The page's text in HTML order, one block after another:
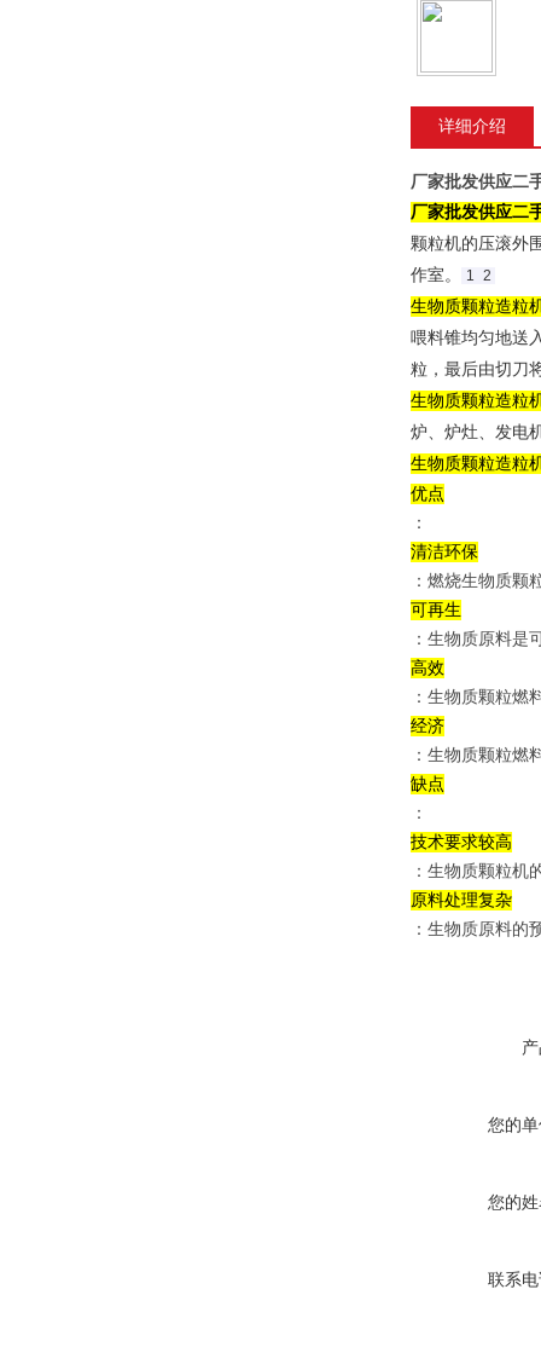
详细介绍
厂家批发供应二
厂家批发供应二
颗粒机的压滚外
作室。‌
1 2
生物质颗粒造粒
喂料锥均匀地送
粒，最后由切刀
生物质颗粒造粒
炉、炉灶、发电
生物质颗粒造粒
优点
：
清洁环保
：燃烧生物质颗
可再生
：生物质原料是
高效
：生物质颗粒燃
经济
：生物质颗粒燃
缺点
：
技术要求较高
：生物质颗粒机
原料处理复杂
：生物质原料的
您的
您的
联系